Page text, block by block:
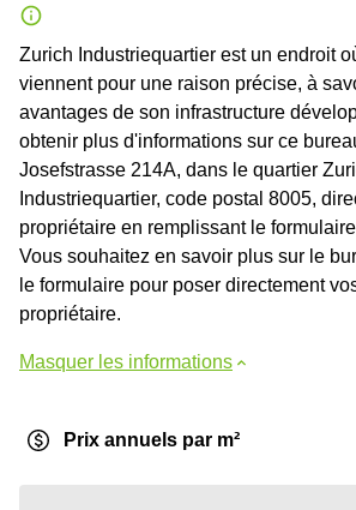
Zurich Industriequartier est un endroit
viennent pour une raison précise, à
avantages de son infrastructure
obtenir plus d'informations sur ce
Josefstrasse 214A, dans le quartier
Industriequartier, code postal 8005,
propriétaire en remplissant le
Vous souhaitez en savoir plus sur le
le formulaire pour poser directement
propriétaire.
Masquer les informations
Prix annuels par m²